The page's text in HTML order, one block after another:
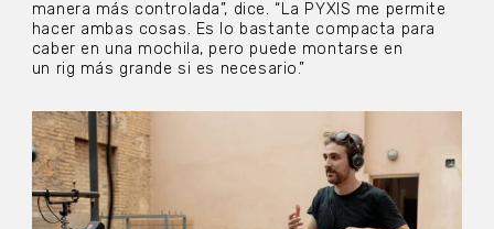
manera más controlada”, dice. “La PYXIS me permite
hacer ambas cosas. Es lo bastante compacta para
caber en una mochila, pero puede montarse en
un rig más grande si es necesario.”